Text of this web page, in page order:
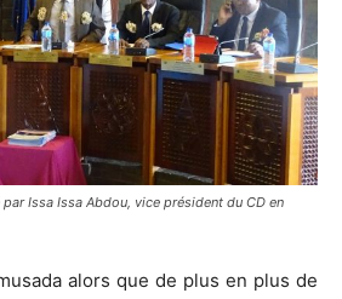
Issa Issa Abdou, vice président du CD en
alors que de plus en plus de